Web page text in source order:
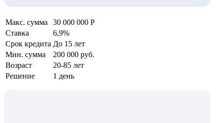
Макс. сумма
30 000 000 Р
Ставка
6,9%
Срок кредита До 15 лет
Мин. сумма
200 000 руб.
Возраст
20-85 лет
Решение
1 день